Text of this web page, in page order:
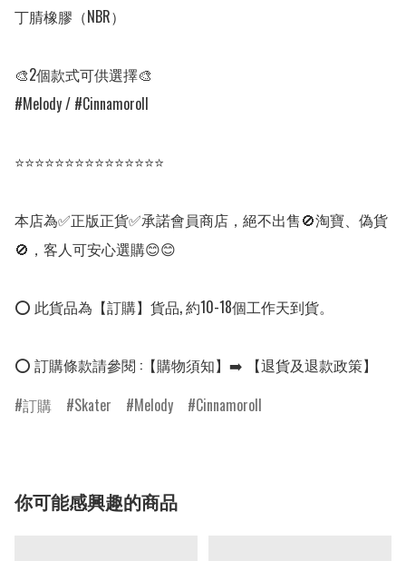
丁腈橡膠（NBR）
🎨2個款式可供選擇🎨
#Melody / #Cinnamoroll
⭐⭐⭐⭐⭐⭐⭐⭐⭐⭐⭐⭐⭐⭐⭐
本店為✅正版正貨✅承諾會員商店，絕不出售🚫淘寶、偽貨
🚫，客人可安心選購😊😊
⭕ 此貨品為【訂購】貨品, 約10-18個工作天到貨。
⭕ 訂購條款請參閱 :【購物須知】➡️ 【退貨及退款政策】
訂購
Skater Melody Cinnamoroll
你可能感興趣的商品